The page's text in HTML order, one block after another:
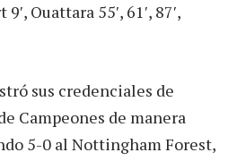
Ouattara 55′, 61′, 87′,
sus credenciales de
Campeones de manera
5-0 al Nottingham Forest,